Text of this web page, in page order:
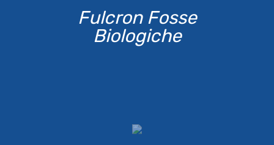
Fulcron Fosse
Biologiche